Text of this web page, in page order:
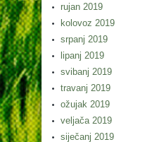
rujan 2019
kolovoz 2019
srpanj 2019
lipanj 2019
svibanj 2019
travanj 2019
ožujak 2019
veljača 2019
siječanj 2019